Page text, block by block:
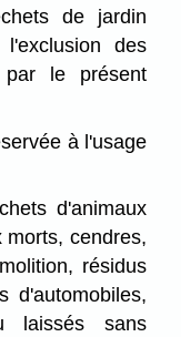
de jardin
des
le présent
à l'usage
d'animaux
morts, cendres,
résidus
d'automobiles,
laissés sans